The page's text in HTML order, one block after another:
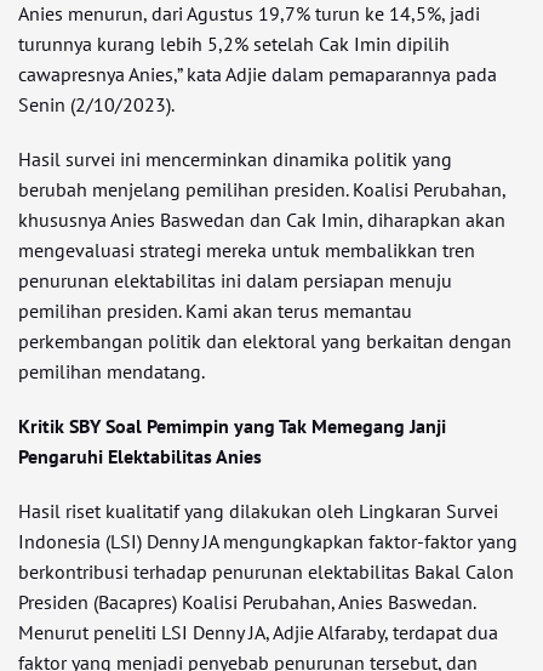
Anies menurun, dari Agustus 19,7% turun ke 14,5%, jadi
turunnya kurang lebih 5,2% setelah Cak Imin dipilih
cawapresnya Anies,” kata Adjie dalam pemaparannya pada
Senin (2/10/2023).
Hasil survei ini mencerminkan dinamika politik yang
berubah menjelang pemilihan presiden. Koalisi Perubahan,
khususnya Anies Baswedan dan Cak Imin, diharapkan akan
mengevaluasi strategi mereka untuk membalikkan tren
penurunan elektabilitas ini dalam persiapan menuju
pemilihan presiden. Kami akan terus memantau
perkembangan politik dan elektoral yang berkaitan dengan
pemilihan mendatang.
Kritik SBY Soal Pemimpin yang Tak Memegang Janji
Pengaruhi Elektabilitas Anies
Hasil riset kualitatif yang dilakukan oleh Lingkaran Survei
Indonesia (LSI) Denny JA mengungkapkan faktor-faktor yang
berkontribusi terhadap penurunan elektabilitas Bakal Calon
Presiden (Bacapres) Koalisi Perubahan, Anies Baswedan.
Menurut peneliti LSI Denny JA, Adjie Alfaraby, terdapat dua
faktor yang menjadi penyebab penurunan tersebut, dan